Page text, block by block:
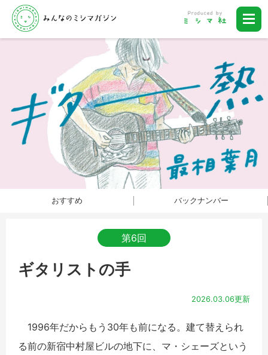
おすすめ バックナンバー
第6回
ギタリストの手
2026.03.06更新
1996年だからもう30年も前になる。建て替えられ
る前の新宿中村屋ビルの地下に、マ・シェーズという